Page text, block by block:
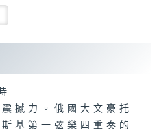
撼力。俄國大文豪托
基第一弦樂四重奏的